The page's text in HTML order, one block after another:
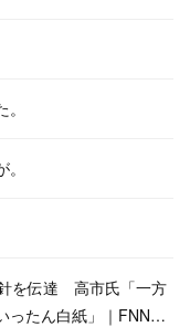
を伝達 高市氏「一方
ったん白紙」｜FNN…